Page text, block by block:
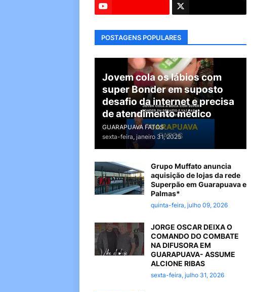
POSTAGENS POPULARES
Jovem cola os lábios com
super Bonder em suposto
desafio da internet e precisa
de atendimento médico
GUARAPUAVA FATOS
sexta-feira, janeiro 31, 2025
Grupo Muffato anuncia
aquisição de lojas da rede
Superpão em Guarapuava e
Palmas*
quinta-feira, julho 09, 2026
JORGE OSCAR DEIXA O
COMANDO DO COMBATE
NA DIFUSORA EM
GUARAPUAVA- ASSUME
ALCIONE RIBAS
sexta-feira, julho 31, 2026